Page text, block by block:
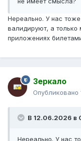
Нереально. У нас
валидируют, а только
приложениях
Зеркало
Опубликовано
В 12.06.2026 в
Нереально. У нас